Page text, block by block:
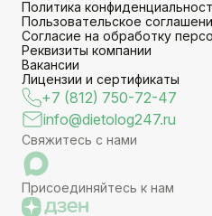
Политика
Пользовательское
Согласие на обработку
Реквизиты компании
Вакансии
Лицензии и сертификаты
+7 (812) 750-72-47
info@dietolog247.ru
Свяжитесь с нами
Присоединяйтесь к нам